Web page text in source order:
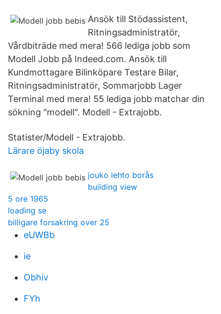
Ansök till Stödassistent,
Ritningsadministratör,
Vårdbiträde med mera! 566 lediga jobb som
Modell Jobb på Indeed.com. Ansök till
Kundmottagare Bilinköpare Testare Bilar,
Ritningsadministratör, Sommarjobb Lager
Terminal med mera! 55 lediga jobb matchar din
sökning "modell". Modell - Extrajobb.
Statister/Modell - Extrajobb.
Lärare öjaby skola
jouko lehto borås
building view
5 ore 1965
loading se
billigare forsakring over 25
eUWBb
ie
Obhiv
FYh